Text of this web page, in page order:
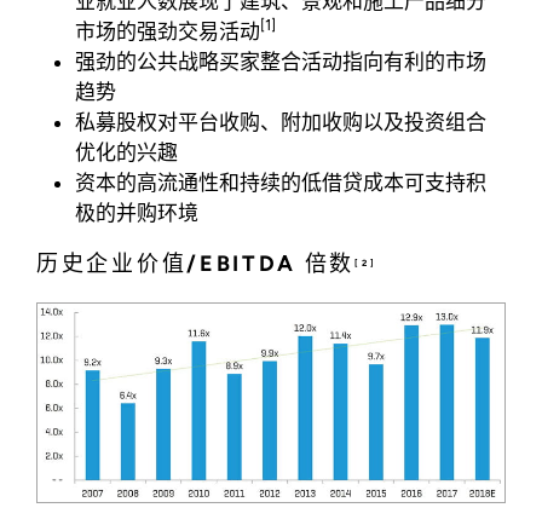
市场的强劲交易活动 [1]
强劲的公共战略买家整合活动指向有利的市场
趋势
私募股权对平台收购、附加收购以及投资组合
优化的兴趣
资本的高流通性和持续的低借贷成本可支持积
极的并购环境
历史企业价值/EBITDA 倍数[2]